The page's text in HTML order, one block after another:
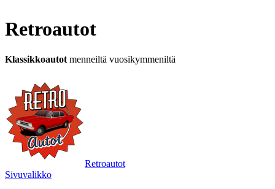
Retroautot
Klassikkoautot menneiltä vuosikymmeniltä
Retroautot
Sivuvalikko